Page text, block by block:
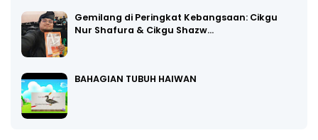
Gemilang di Peringkat Kebangsaan: Cikgu
Nur Shafura & Cikgu Shazw…
BAHAGIAN TUBUH HAIWAN